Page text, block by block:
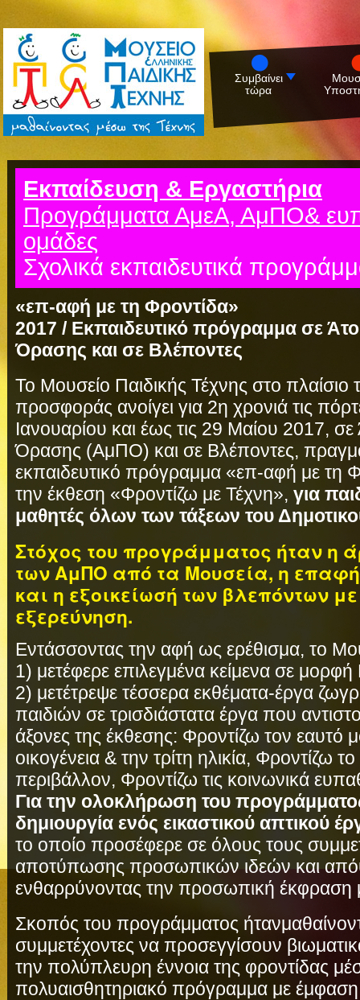
Συμβαίνει
τώρα
Εκπαίδευση & Εργαστήρια
Προγράμματα ΑμεΑ, ΑμΠΟ&
ομάδες
Σχολικά εκπαιδευτικά
«επ-αφή με τη Φροντίδα»
2017 / Εκπαιδευτικό πρόγραμμα σε
Όρασης και σε Βλέποντες
Το Μουσείο Παιδικής Τέχνης στο πλαίσιο
προσφοράς ανοίγει για 2η χρονιά τις
Ιανουαρίου και έως τις 29 Μαίου 2017,
Όρασης (ΑμΠΟ) και σε Βλέποντες,
εκπαιδευτικό πρόγραμμα «επ-αφή με τη
την έκθεση «Φροντίζω με Τέχνη», για
μαθητές όλων των τάξεων του
Στόχος του προγράμματος ήταν η
των ΑμΠΟ από τα Μουσεία, η επαφή
και η εξοικείωσή των βλεπόντων
εξερεύνηση.
Εντάσσοντας την αφή ως ερέθισμα, το
1) μετέφερε επιλεγμένα κείμενα σε
2) μετέτρεψε τέσσερα εκθέματα-έργα
παιδιών σε τρισδιάστατα έργα που
άξονες της έκθεσης: Φροντίζω τον εαυτό
οικογένεια & την τρίτη ηλικία, Φροντίζω
περιβάλλον, Φροντίζω τις κοινωνικά
Για την ολοκλήρωση του
δημιουργία ενός εικαστικού απτικού
το οποίο προσέφερε σε όλους τους
αποτύπωσης προσωπικών ιδεών και
ενθαρρύνοντας την προσωπική έκφραση
Σκοπός του προγράμματος
συμμετέχοντες να προσεγγίσουν
την πολύπλευρη έννοια της φροντίδας
πολυαισθητηριακό πρόγραμμα με